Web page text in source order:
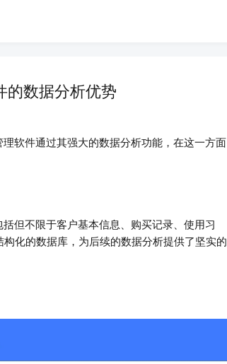
的数据分析优势
软件通过其强大的数据分析功能，在这一方面
但不限于客户基本信息、购买记录、使用习
化的数据库，为后续的数据分析提供了坚实的